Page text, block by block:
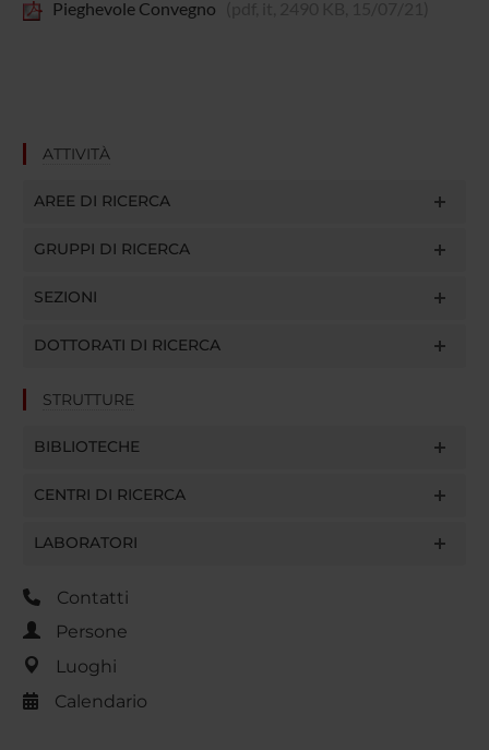
Pieghevole Convegno
ATTIVITÀ
AREE DI RICERCA
GRUPPI DI RICERCA
SEZIONI
DOTTORATI DI RICERCA
STRUTTURE
BIBLIOTECHE
CENTRI DI RICERCA
LABORATORI
Contatti
Persone
Luoghi
Calendario